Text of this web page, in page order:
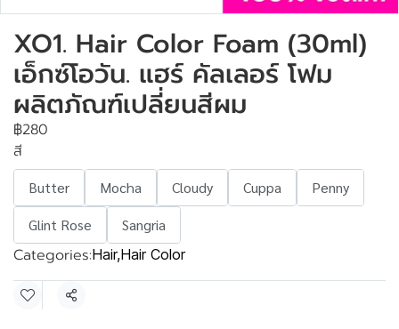
XO1. Hair Color Foam (30ml)
เอ็กซ์โอวัน. แฮร์ คัลเลอร์ โฟม
ผลิตภัณฑ์เปลี่ยนสีผม
฿280
สี
Butter Mocha Cloudy Cuppa
Penny
Glint Rose
Sangria
Categories:Hair,Hair Color
Share